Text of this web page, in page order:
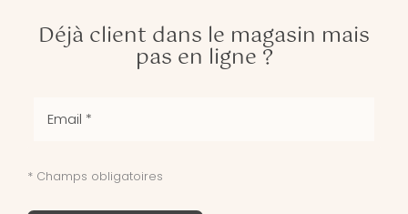
Déjà client dans le magasin mais
pas en ligne ?
* Champs obligatoires